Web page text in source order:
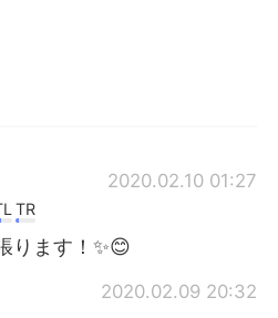
2020.02.10 01:27
TR
ります！✨😊
2020.02.09 20:32